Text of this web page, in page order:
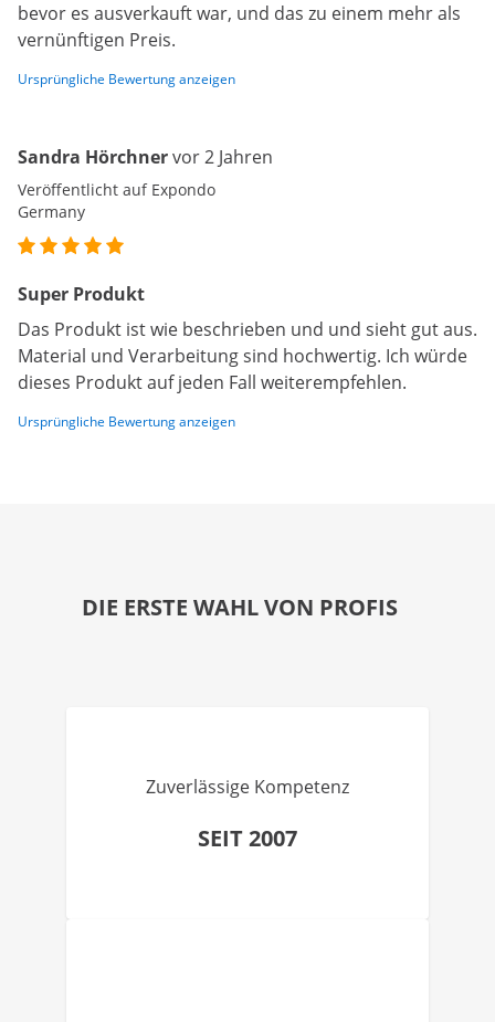
bevor es ausverkauft war, und das zu einem mehr als
vernünftigen Preis.
Ursprüngliche Bewertung anzeigen
Sandra Hörchnervor 2 Jahren
Veröffentlicht auf Expondo
Germany
Super Produkt
Das Produkt ist wie beschrieben und und sieht gut aus.
Material und Verarbeitung sind hochwertig. Ich würde
dieses Produkt auf jeden Fall weiterempfehlen.
Ursprüngliche Bewertung anzeigen
DIE ERSTE WAHL VON PROFIS
Zuverlässige Kompetenz
SEIT 2007